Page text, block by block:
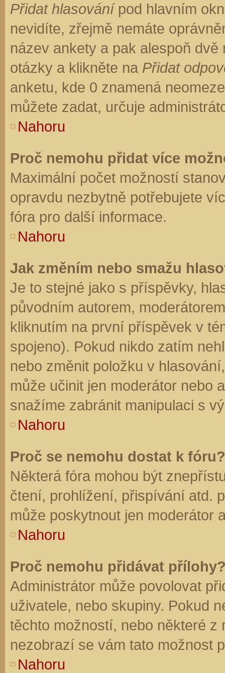
Přidat hlasovánípod hlavním
nevidíte, zřejmě nemáte
název ankety a pak alespoň
otázky a klikněte na Přidat
anketu, kde 0 znamená
můžete zadat, určuje
Nahoru
Proč nemohu přidat více
Maximální počet možností
opravdu nezbytně potřebujete
fóra pro další informace.
Nahoru
Jak změním nebo smažu
Je to stejné jako s příspěvky,
původním autorem,
kliknutím na první příspěvek v
spojeno). Pokud nikdo zatím
nebo změnit položku v
může učinit jen moderátor nebo
snažíme zabránit manipulaci s
Nahoru
Proč se nemohu dostat k fóru?
Některá fóra mohou být
čtení, prohlížení, přispívání atd.
může poskytnout jen moderátor
Nahoru
Proč nemohu přidávat
Administrátor může povolovat
uživatele, nebo skupiny. Pokud
těchto možností, nebo některé z
nezobrazí se vám tato možnost
Nahoru